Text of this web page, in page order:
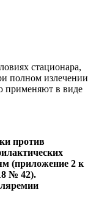
стационара,
полном излечении
применяют в виде
против
(приложение 2 к
№ 42).